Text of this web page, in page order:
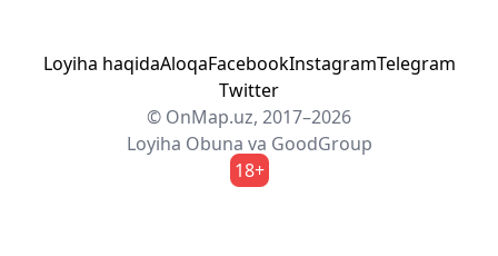
Loyiha haqidaAloqaFacebookInstagramTelegram
Twitter
© OnMap.uz, 2017–2026
Loyiha Obuna va GoodGroup
18+